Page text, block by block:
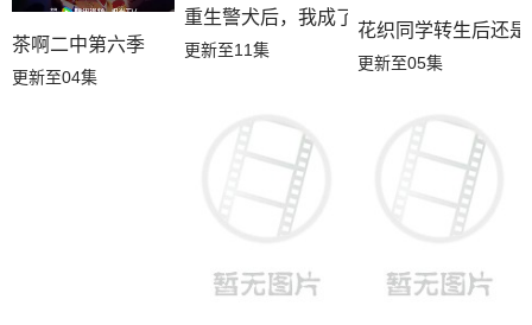
茶啊二中第六季
更新至04集
重生警犬后，我成了名侦探？
更新至11集
花织同学转生后还
更新至05集